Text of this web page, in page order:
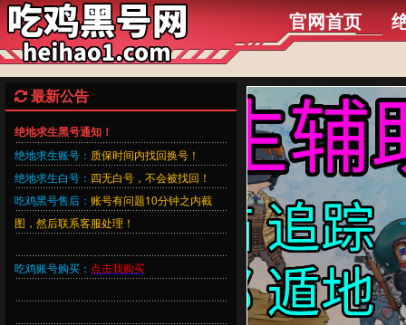
官网首页
最新公告
绝地求生黑号通知！
绝地求生账号： 质保时间内找回换号！
绝地求生白号： 四无白号，不会被找回！
吃鸡黑号售后： 账号有问题10分钟之内截
图，然后联系客服处理！
吃鸡账号购买： 点击我购买